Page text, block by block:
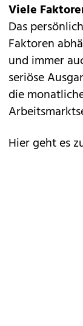
Viele
Das
Faktoren
und immer
seriöse
die
Hier geht es